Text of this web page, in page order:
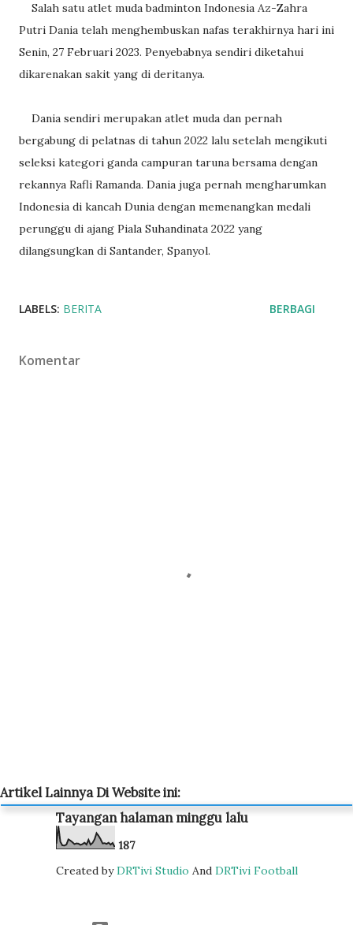
Salah satu atlet muda badminton Indonesia Az-Zahra
Putri Dania telah menghembuskan nafas terakhirnya hari ini
Senin, 27 Februari 2023. Penyebabnya sendiri diketahui
dikarenakan sakit yang di deritanya.
Dania sendiri merupakan atlet muda dan pernah
bergabung di pelatnas di tahun 2022 lalu setelah mengikuti
seleksi kategori ganda campuran taruna bersama dengan
rekannya Rafli Ramanda. Dania juga pernah mengharumkan
Indonesia di kancah Dunia dengan memenangkan medali
perunggu di ajang Piala Suhandinata 2022 yang
dilangsungkan di Santander, Spanyol.
LABELS: BERITA BERBAGI
Komentar
Artikel Lainnya Di Website ini:
Tayangan halaman minggu lalu
187
Created byDRTivi Studio And DRTivi Football